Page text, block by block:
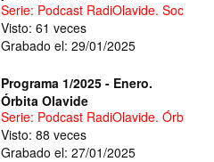
academia a la práctica
cotidiana "Movilidad Social:
¿Estamos subiendo o
Serie: Podcast RadiOlavide.
Visto: 61 veces
Grabado el: 29/01/2025
Programa 1/2025 - Enero.
Órbita Olavide
Serie: Podcast RadiOlavide. Órbita
Visto: 88 veces
Grabado el: 27/01/2025